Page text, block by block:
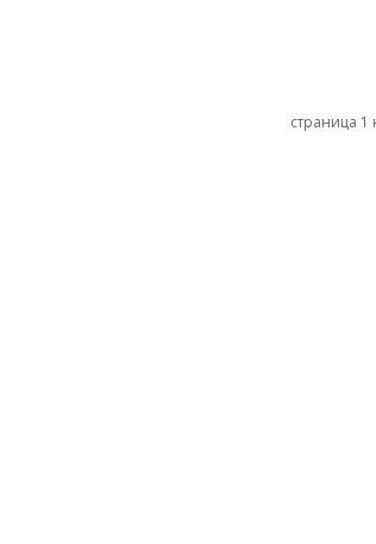
страница 1